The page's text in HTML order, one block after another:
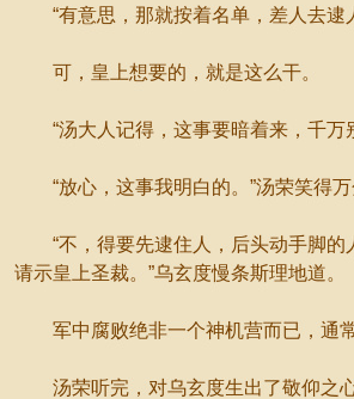
“有意思，那就按着名单，差人去逮
可，皇上想要的，就是这么干。
“汤大人记得，这事要暗着来，千万
“放心，这事我明白的。”汤荣笑得万
“不，得要先逮住人，后头动手脚的
请示皇上圣裁。”乌玄度慢条斯理地道。
军中腐败绝非一个神机营而已，通常
汤荣听完，对乌玄度生出了敬仰之心